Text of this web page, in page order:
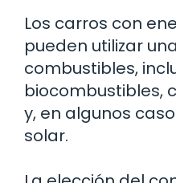
Los carros con
pueden utilizar
combustibles,
biocombustibles,
y, en algunos
solar.